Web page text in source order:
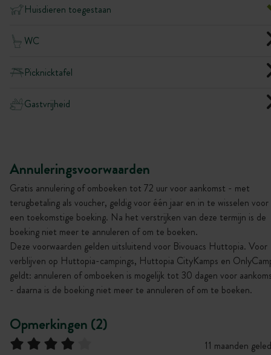
Huisdieren toegestaan
WC
Picknicktafel
Gastvrijheid
Annuleringsvoorwaarden
Gratis annulering of omboeken tot 72 uur voor aankomst - met
terugbetaling als voucher, geldig voor één jaar en in te wisselen voor
een toekomstige boeking. Na het verstrijken van deze termijn is de
boeking niet meer te annuleren of om te boeken.
Deze voorwaarden gelden uitsluitend voor Bivouacs Huttopia. Voor
verblijven op Huttopia-campings, Huttopia CityKamps en
geldt: annuleren of omboeken is mogelijk tot 30 dagen voor
- daarna is de boeking niet meer te annuleren of om te boeken.
Opmerkingen (2)
11 maanden